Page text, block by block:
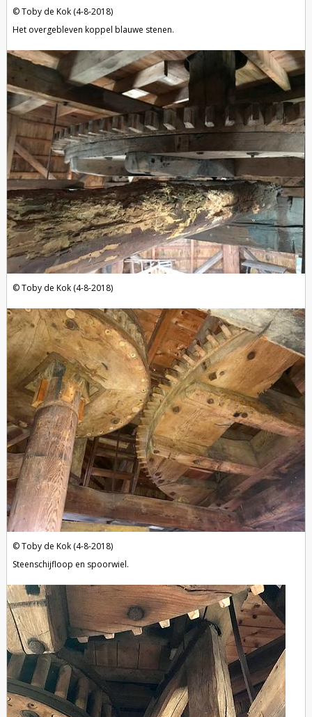
Toby de Kok (4-8-2018)
Het overgebleven koppel blauwe stenen.
Toby de Kok (4-8-2018)
Toby de Kok (4-8-2018)
Steenschijfloop en spoorwiel.